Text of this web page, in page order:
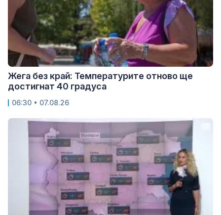
Жега без край: Температурите отново ще
достигнат 40 градуса
06:30 • 07.08.26